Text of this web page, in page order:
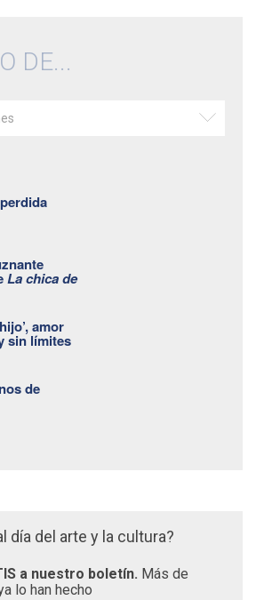
DE...
La chica de
amor
sin límites
de
día del arte y la cultura?
a nuestro boletín. Más de
lo han hecho